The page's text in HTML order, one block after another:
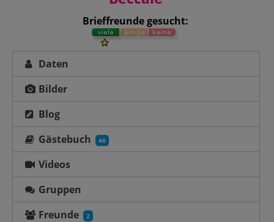
Brieffreunde gesucht:
Daten
Bilder
Blog
Gästebuch
46
Videos
Gruppen
Freunde
2